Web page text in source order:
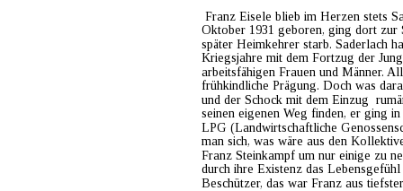
Franz Eisele blieb im Herzen stets
Oktober 1931 geboren, ging dort zur
später Heimkehrer starb. Saderlach
Kriegsjahre mit dem Fortzug der
arbeitsfähigen Frauen und Männer.
frühkindliche Prägung. Doch was
und der Schock mit dem Einzug
seinen eigenen Weg finden, er ging
LPG (Landwirtschaftliche
man sich, was wäre aus den
Franz Steinkampf um nur einige zu
durch ihre Existenz das
Beschützer, das war Franz aus